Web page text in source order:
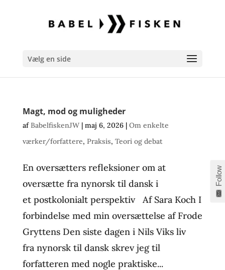
Vælg en side
Magt, mod og muligheder
afBabelfiskenJW| maj 6, 2026| Om enkelte
værker/forfattere, Praksis, Teori og debat
En oversætters refleksioner om at
oversætte fra nynorsk til dansk i
et postkolonialt perspektiv Af Sara Koch I
forbindelse med min oversættelse af Frode
Gryttens Den siste dagen i Nils Viks liv
fra nynorsk til dansk skrev jeg til
forfatteren med nogle praktiske...
Follow